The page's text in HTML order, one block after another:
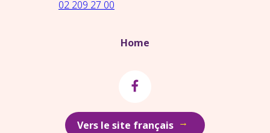
02 209 27 00
Home
Vers le site français →